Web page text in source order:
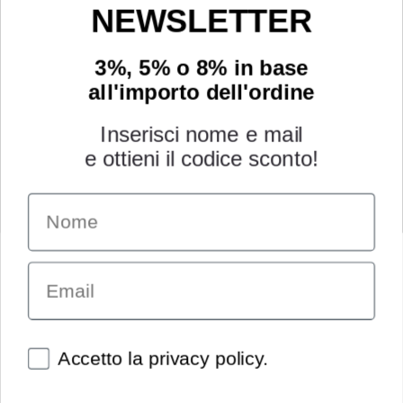
INFORMAZIONI
Chi siamo
Condizioni generali
Garanzia
Richiesta assistenza tecnica
Pagamenti e spedizioni
NEWSLETTER
3%, 5% o 8% in base
all'importo dell'ordine
Inserisci nome e mail
e ottieni il codice sconto!
Name
Email
Spunte obbligatorie
Accetto la privacy policy.